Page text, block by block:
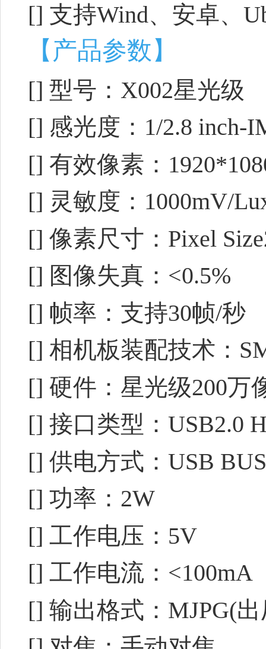
[] 支持Wind、安卓、
【产品参数】
[] 型号：X002星光级
[] 感光度：1/2.8 inch-
[] 有效像素：
[] 灵敏度：1000mV/
[] 像素尺寸：Pixel
[] 图像失真：<0.5%
[] 帧率：支持30帧/秒
[] 相机板装配技术：
[] 硬件：星光级200万
[] 接口类型：USB2.0
[] 供电方式：USB
[] 功率：2W
[] 工作电压：5V
[] 工作电流：<100mA
[] 输出格式：MJPG(